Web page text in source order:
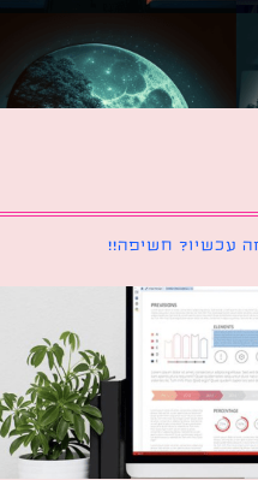
חשיפה!!